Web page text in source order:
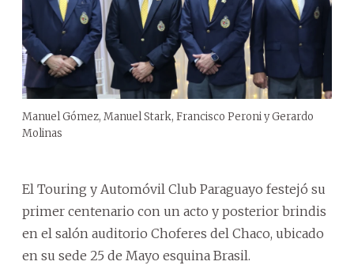
Manuel Gómez, Manuel Stark, Francisco Peroni y Gerardo
Molinas
El Touring y Automóvil Club Paraguayo festejó su
primer centenario con un acto y posterior brindis
en el salón auditorio Choferes del Chaco, ubicado
en su sede 25 de Mayo esquina Brasil.